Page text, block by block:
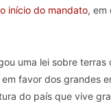
início do mandato, em
uma lei sobre
favor dos grandes
do país que vive